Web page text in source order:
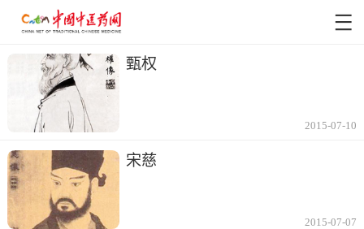
甄权
2015-07-10
宋慈
2015-07-07